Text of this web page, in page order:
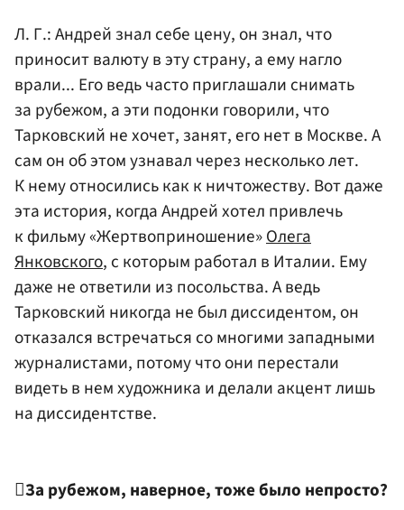
Л. Г.: Андрей знал себе цену, он знал, что
приносит валюту в эту страну, а ему нагло
врали... Его ведь часто приглашали снимать
за рубежом, а эти подонки говорили, что
Тарковский не хочет, занят, его нет в Москве. А
сам он об этом узнавал через несколько лет.
К нему относились как к ничтожеству. Вот даже
эта история, когда Андрей хотел привлечь
к фильму «Жертвоприношение»Олега
Янковского, с которым работал в Италии. Ему
даже не ответили из посольства. А ведь
Тарковский никогда не был диссидентом, он
отказался встречаться со многими западными
журналистами, потому что они перестали
видеть в нем художника и делали акцент лишь
на диссидентстве.
За рубежом, наверное, тоже было непросто?